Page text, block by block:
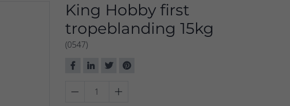
King Hobby first
tropeblanding 15kg
(0547)
 